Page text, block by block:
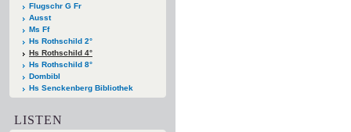
Flugschr G Fr
Ausst
Ms Ff
Hs Rothschild 2°
Hs Rothschild 4°
Hs Rothschild 8°
Dombibl
Hs Senckenberg Bibliothek
LISTEN